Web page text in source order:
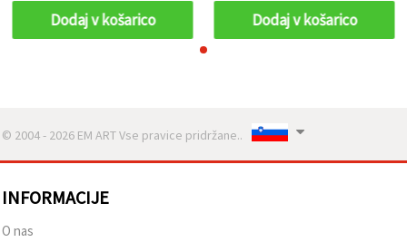
Dodaj v košarico Dodaj v košarico
© 2004 - 2026 EM ART Vse pravice pridržane..
INFORMACIJE
O nas